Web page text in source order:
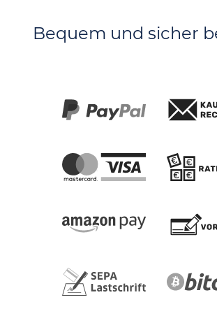
Bequem und sicher